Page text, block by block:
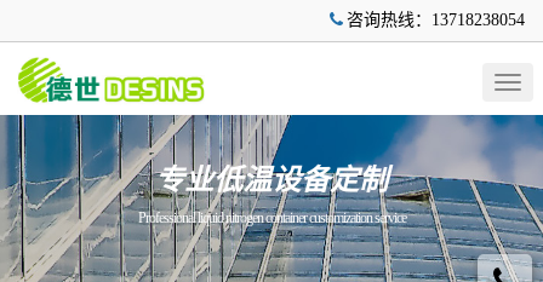
咨询热线：13718238054
专业低温设备定制
Professional liquid nitrogen container customization service